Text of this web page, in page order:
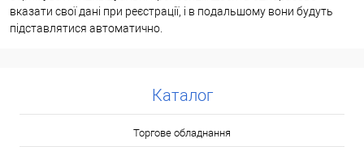
вказати свої дані при реєстрації, і в подальшому вони будуть
підставлятися автоматично.
Каталог
Торгове обладнання